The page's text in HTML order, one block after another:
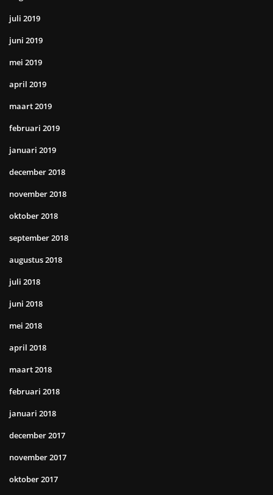
juli 2019
juni 2019
mei 2019
april 2019
maart 2019
februari 2019
januari 2019
december 2018
november 2018
oktober 2018
september 2018
augustus 2018
juli 2018
juni 2018
mei 2018
april 2018
maart 2018
februari 2018
januari 2018
december 2017
november 2017
oktober 2017